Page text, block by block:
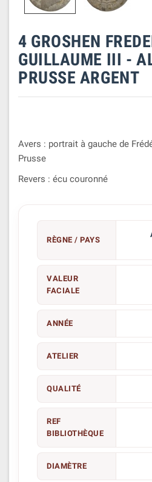
4 GROSHEN
GUILLAUME III -
PRUSSE ARGENT
Avers : portrait à gauche de
Prusse
Revers : écu couronné
RÈGNE / PAYS
VALEUR
FACIALE
ANNÉE
ATELIER
QUALITÉ
REF
BIBLIOTHÈQUE
DIAMÈTRE